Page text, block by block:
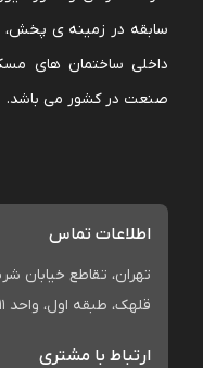
سابقه در زمینه ی پخش،
داخلی ساختمان های
صنعت در کشور می باشد.
اطلاعات تماس
تهران، تقاطع خیابان
قلهک، طبقه اول، واحد 11
ارتباط با مشتری